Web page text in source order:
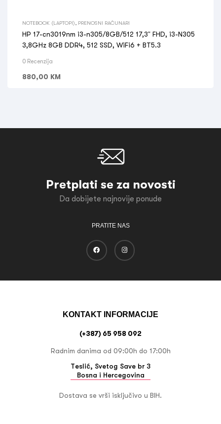
NOTEBOOK (LAPTOPI) PRENOSNI RAČUNARI
HP 17-cn3019nm i3-n305/8GB/512 17,3” FHD, i3-N305
3,8GHz 8GB DDR4, 512 SSD, WiFi6 + BT5.3
0 Recenzija
880,00 KM
Pretplati se za novosti
Da dobijete najnovije ponude
PRATITE NAS
KONTAKT INFORMACIJE
(+387) 65 958 092
Radnim danima od 09:00h do 17:00h
Teslić, Svetog Save br 3
Bosna i Hercegovina
Dostava se vrši isključivo u BIH.